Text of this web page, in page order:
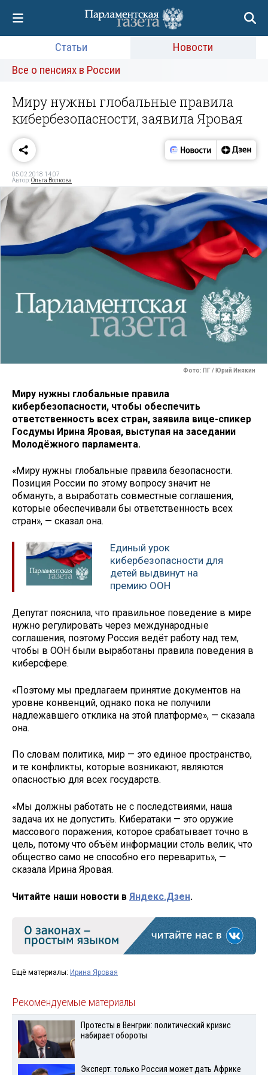
Статьи
Новости
Все о пенсиях в России
Миру нужны глобальные правила
кибербезопасности, заявила Яровая
05.02.2018 14:07
Автор:Ольга Волкова
Фото: ПГ / Юрий Инякин
Миру нужны глобальные правила
кибербезопасности, чтобы обеспечить
ответственность всех стран, заявила вице-спикер
Госдумы Ирина Яровая, выступая на заседании
Молодёжного парламента.
«Миру нужны глобальные правила безопасности.
Позиция России по этому вопросу значит не
обмануть, а выработать совместные соглашения,
которые обеспечивали бы ответственность всех
стран», — сказал она.
Единый урок
кибербезопасности для
детей выдвинут на
премию ООН
Депутат пояснила, что правильное поведение в мире
нужно регулировать через международные
соглашения, поэтому Россия ведёт работу над тем,
чтобы в ООН были выработаны правила поведения в
киберсфере.
«Поэтому мы предлагаем принятие документов на
уровне конвенций, однако пока не получили
надлежавшего отклика на этой платформе», — сказала
она.
По словам политика, мир — это единое пространство,
и те конфликты, которые возникают, являются
опасностью для всех государств.
«Мы должны работать не с последствиями, наша
задача их не допустить. Кибератаки — это оружие
массового поражения, которое срабатывает точно в
цель, потому что объём информации столь велик, что
общество само не способно его переварить», —
сказала Ирина Яровая.
Читайте наши новости в Яндекс.Дзен.
Ещё материалы: Ирина Яровая
Рекомендуемые материалы
Протесты в Венгрии: политический кризис
набирает обороты
Эксперт: только Россия может дать Африке